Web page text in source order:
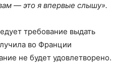
— это я впервые слышу».
требование выдать
во Франции
не будет удовлетворено.